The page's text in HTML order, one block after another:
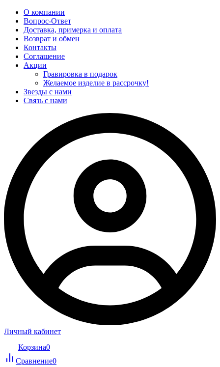
О компании
Вопрос-Ответ
Доставка, примерка и оплата
Возврат и обмен
Контакты
Соглашение
Акции
Гравировка в подарок
Желаемое изделие в рассрочку!
Звезды с нами
Связь с нами
Личный кабинет
Корзина0
Сравнение0